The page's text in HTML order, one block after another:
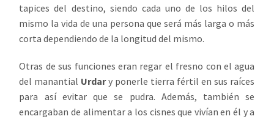
tapices del destino, siendo cada uno de los hilos del
mismo la vida de una persona que será más larga o más
corta dependiendo de la longitud del mismo.
Otras de sus funciones eran regar el fresno con el agua
del manantial Urdary ponerle tierra fértil en sus raíces
para así evitar que se pudra. Además, también se
encargaban de alimentar a los cisnes que vivían en él y a